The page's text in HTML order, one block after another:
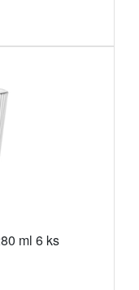
ml 6 ks